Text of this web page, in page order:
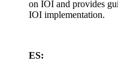
on IOI and provides
IOI implementation.
ES: